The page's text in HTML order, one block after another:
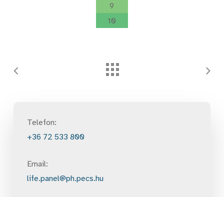
9
10
Telefon:
+36 72 533 800
Email:
life.panel@ph.pecs.hu